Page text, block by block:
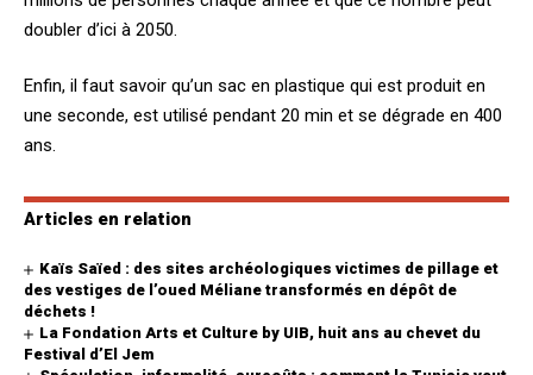
doubler d’ici à 2050.
Enfin, il faut savoir qu’un sac en plastique qui est produit en
une seconde, est utilisé pendant 20 min et se dégrade en 400
ans.
Articles en relation
Kaïs Saïed : des sites archéologiques victimes de pillage et
des vestiges de l’oued Méliane transformés en dépôt de
déchets !
La Fondation Arts et Culture by UIB, huit ans au chevet du
Festival d’El Jem